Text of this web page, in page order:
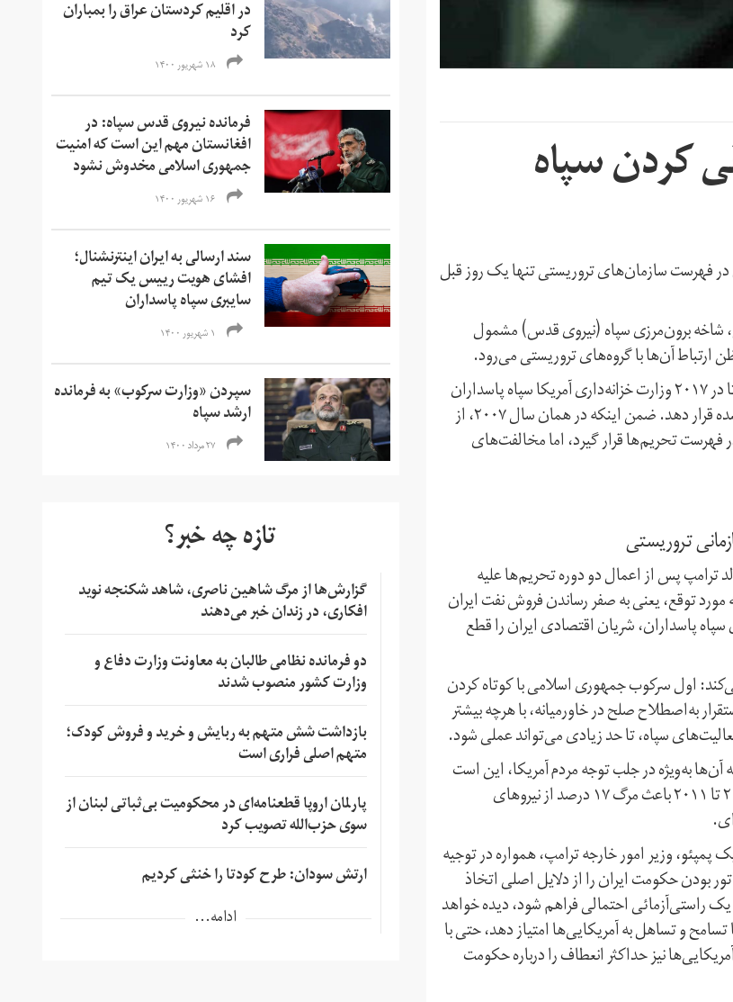
کردن سپاه
پاسداران در فهرست سازمان‌های تروریستی تنها یک روز قبل
جرج بوش، شاخه برون‌مرزی سپاه (نیروی قدس) مشمول
دوم، سیاست‌های تند و تک‌روانه دولت دونالد ترامپ که سرانجام باعث شد تا در ۲۰۱۷ وزارت خزانه‌داری آمریکا سپاه پاسداران
را به‌دلیل حمایت از تروریسم در کنار نیروی قدس، تحت فرمان اجرایی یادشده قرار دهد. ضمن اینکه در همان سال ۲۰۰۷، از
تحریم‌ها قرار گیرد، اما مخالفت‌های
تروریستی
ترامپ پس از اعمال دو دوره تحریم‌ها علیه
توقع، یعنی به صفر رساندن فروش نفت ایران
پاسداران، شریان اقتصادی ایران را قطع
اول سرکوب جمهوری اسلامی با کوتاه کردن
به‌اصطلاح صلح در خاورمیانه، با هرچه بیشتر
سپاه، تا حد زیادی می‌تواند عملی شود.
آن‌ها به‌ویژه در جلب توجه مردم آمریکا، این است
که سپاه پاسداران (البته بازوی خارجی آن، نیروی قدس) بین سال‌های ۲۰۰۳ تا ۲۰۱۱ باعث مرگ ۱۷ درصد از نیروهای
وزیر امور خارجه ترامپ، همواره در توجیه
بودن حکومت ایران را از دلایل اصلی اتخاذ
راستی‌آزمائی احتمالی فراهم شود، دیده خواهد
و تساهل به آمریکایی‌ها امتیاز دهد، حتی با
نیز حداکثر انعطاف را درباره حکومت
در اقلیم کردستان عراق را بمباران
کرد
۱۸ شهریور ۱۴۰۰
فرمانده نیروی قدس سپاه: در
افغانستان مهم این است که امنیت
جمهوری اسلامی مخدوش نشود
۱۶ شهریور ۱۴۰۰
سند ارسالی به ایران اینترنشنال؛
افشای هویت رییس یک تیم
سایبری سپاه پاسداران
۱ شهریور ۱۴۰۰
سپردن «وزارت سرکوب» به فرمانده
ارشد سپاه
۲۷ مرداد ۱۴۰۰
تازه چه خبر؟
گزارش‌ها از مرگ شاهین ناصری، شاهد شکنجه نوید
افکاری، در زندان خبر می‌دهند
دو فرمانده نظامی طالبان به معاونت وزارت دفاع و
وزارت کشور منصوب شدند
بازداشت شش متهم به ربایش و خرید و فروش کودک؛
متهم اصلی فراری است
پارلمان اروپا قطعنامه‌ای در محکومیت بی‌ثباتی لبنان از
سوی حزب‌الله تصویب کرد
ارتش سودان: طرح کودتا را خنثی کردیم
ادامه...